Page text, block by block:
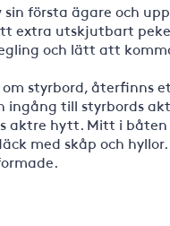
sin första ägare och
extra utskjutbart
och lätt att
om styrbord, återfinns
ingång till styrbords
aktre hytt. Mitt i
med skåp och